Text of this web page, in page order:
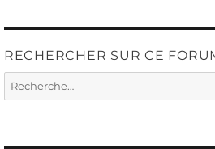
RECHERCHER SUR CE
Recherche
pour :